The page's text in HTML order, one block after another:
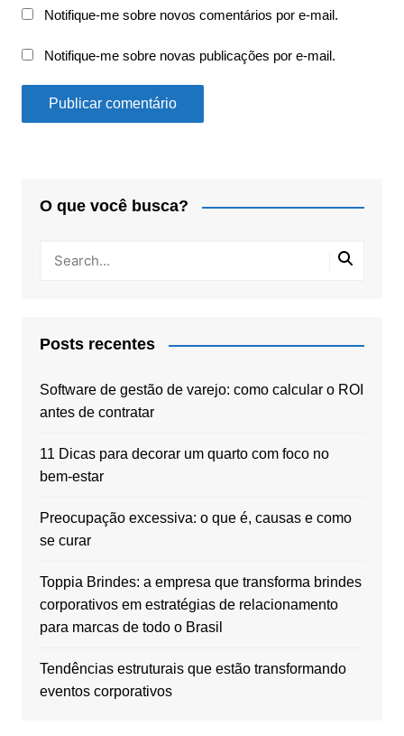
Notifique-me sobre novos comentários por e-mail.
Notifique-me sobre novas publicações por e-mail.
O que você busca?
Posts recentes
Software de gestão de varejo: como calcular o ROI
antes de contratar
11 Dicas para decorar um quarto com foco no
bem-estar
Preocupação excessiva: o que é, causas e como
se curar
Toppia Brindes: a empresa que transforma brindes
corporativos em estratégias de relacionamento
para marcas de todo o Brasil
Tendências estruturais que estão transformando
eventos corporativos